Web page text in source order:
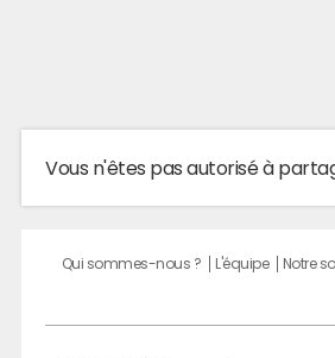
Vous n'êtes pas autorisé à
Qui sommes-nous ? L'équipe Notre